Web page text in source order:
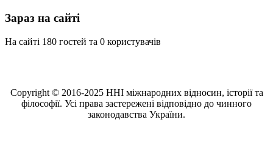
Зараз на сайті
На сайті 180 гостей та 0 користувачів
Copyright © 2016-2025 ННІ міжнародних відносин, історії та
філософії. Усі права застережені відповідно до чинного
законодавства України.